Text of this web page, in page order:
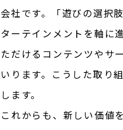
会社です。「遊びの選択
ターテインメントを軸に
ただけるコンテンツやサ
いります。こうした取り
します。
これからも、新しい価値